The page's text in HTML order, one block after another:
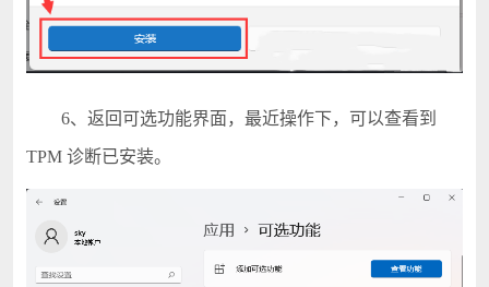
6、返回可选功能界面，最近操作下，可以查看到
TPM 诊断已安装。